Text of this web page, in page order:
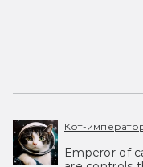
Кот-
Emperor of